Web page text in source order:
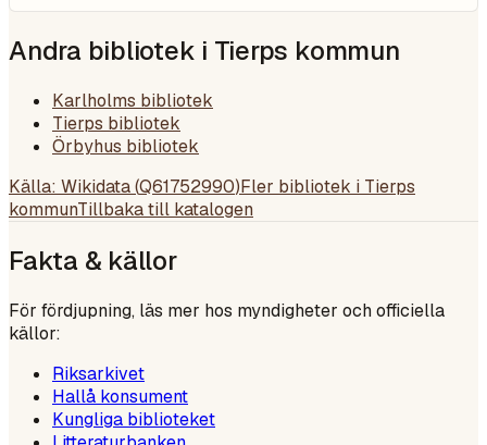
Andra bibliotek i Tierps kommun
Karlholms bibliotek
Tierps bibliotek
Örbyhus bibliotek
Källa: Wikidata (Q61752990)Fler bibliotek i Tierps
kommunTillbaka till katalogen
Fakta & källor
För fördjupning, läs mer hos myndigheter och officiella
källor:
Riksarkivet
Hallå konsument
Kungliga biblioteket